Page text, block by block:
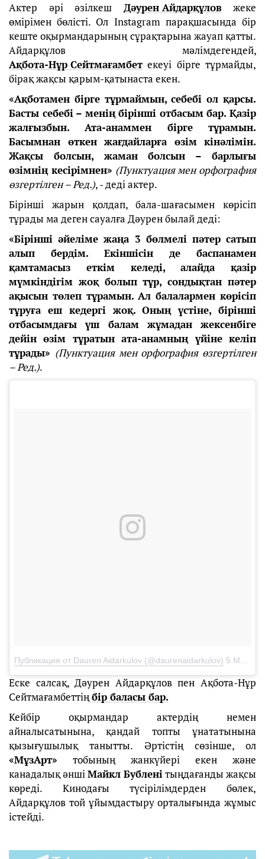
Актер әрі әзілкеш Дәурен Айдарқұловжеке
өмірімен бөлісті. Ол Instagram парақшасында бір
кеште оқырмандарының сұрақтарына жауап қатты.
Айдарқұлов мәлімдегендей,
Ақбота-Нұр Сейтмағамбет екеуі бірге тұрмайды,
бірақ жақсы қарым-қатынаста екен.
«Ақботамен бірге тұрмаймын, себебі ол қарсы.
Басты себебі – менің бірінші отбасым бар. Қазір
жалғызбын. Ата-анаммен бірге тұрамын.
Басымнан өткен жағдайларға өзім кінәлімін.
Жақсы болсын, жаман болсын – барлығы
өзімнің кесірімнен» (Пунктуация мен орфография
өзгертілген – Ред.), - деді актер.
Бірінші жарын қолдап, бала-шағасымен көрісіп
тұрады ма деген сауалға Дәурен былай деді:
«Бірінші әйеліме жаңа 3 бөлмелі пәтер сатып
алып бердім. Екіншісін де баспанамен
қамтамасыз еткім келеді, алайда қазір
мүмкіндігім жоқ болып тұр, сондықтан пәтер
ақысын төлеп тұрамын. Ал балалармен көрісіп
тұруға еш кедергі жоқ. Оның үстіне, бірінші
отбасымдағы үш балам жұмадан жексенбіге
дейін өзім тұратын ата-анамның үйіне келіп
тұрады» (Пунктуация мен орфография өзгертілген
– Ред.).
Публикация от Dauren Aidarkulov (@daurenaidarkulov) 5 Май 2018 в 9:51 PDT
Еске салсақ, Дәурен Айдарқұлов пен Ақбота-Нұр
Сейтмағамбеттіңбір баласы бар.
Кейбір оқырмандар актердің немен
айналысатынына, қандай топты ұнататынына
қызығушылық танытты. Әртістің сөзінше, ол
«МұзАрт» тобының жанкүйері екен және
канадалық әншіМайкл Бубленітыңдағанды жақсы
көреді. Кинодағы түсірілімдерден бөлек,
Айдарқұлов той ұйымдастыру орталығында жұмыс
істейді.